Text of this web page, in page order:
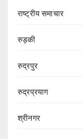
राष्ट्रीय समाचार
रुड़की
रुद्रपुर
रुद्रप्रयाग
श्रीनगर